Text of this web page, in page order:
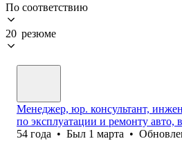
По соответствию
20 резюме
Менеджер, юр. консультант,
по эксплуатации и ремонту авто,
54 года • Был 1 марта •